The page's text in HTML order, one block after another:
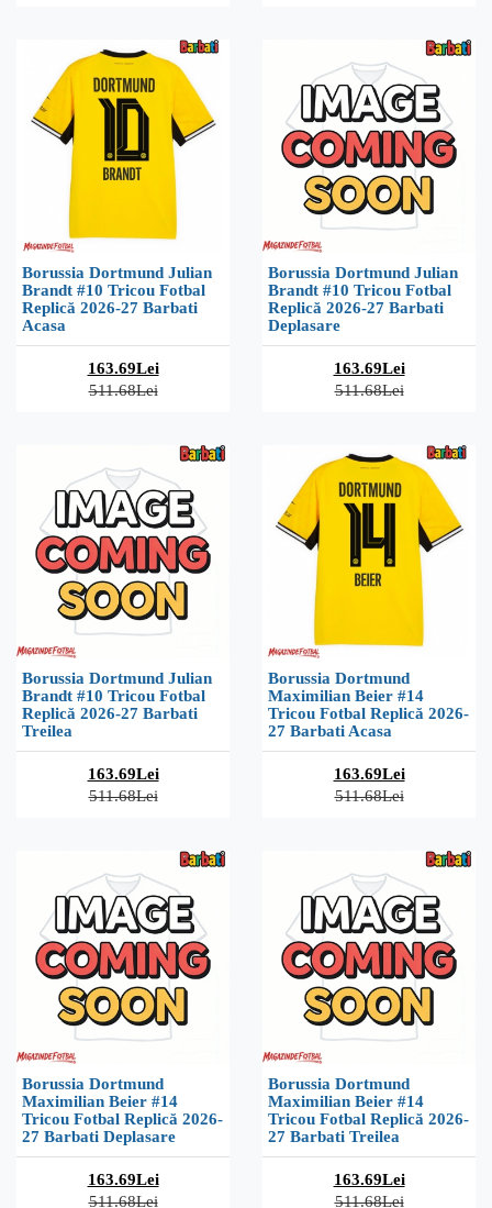
Borussia Dortmund Julian
Brandt #10 Tricou Fotbal
Replică 2026-27 Barbati
Acasa
163.69Lei
511.68Lei
Borussia Dortmund Julian
Brandt #10 Tricou Fotbal
Replică 2026-27 Barbati
Deplasare
163.69Lei
511.68Lei
Borussia Dortmund Julian
Brandt #10 Tricou Fotbal
Replică 2026-27 Barbati
Treilea
163.69Lei
511.68Lei
Borussia Dortmund
Maximilian Beier #14
Tricou Fotbal Replică 2026-
27 Barbati Acasa
163.69Lei
511.68Lei
Borussia Dortmund
Maximilian Beier #14
Tricou Fotbal Replică 2026-
27 Barbati Deplasare
163.69Lei
511.68Lei
Borussia Dortmund
Maximilian Beier #14
Tricou Fotbal Replică 2026-
27 Barbati Treilea
163.69Lei
511.68Lei